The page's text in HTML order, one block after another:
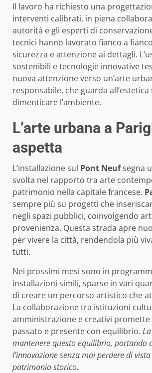
Il lavoro ha richiesto una
interventi calibrati, in piena
autorità e gli esperti di
tecnici hanno lavorato fianco a
sicurezza e attenzione ai dettagli.
sostenibili e tecnologie innovative
nuova attenzione verso un’arte
responsabile, che guarda all’estetica
dimenticare l’ambiente.
L’arte urbana a
aspetta
L’installazione sul Pont Neufsegna
svolta nel rapporto tra arte
patrimonio nella capitale francese.
sempre più su progetti che
negli spazi pubblici, coinvolgendo
provenienza. Questa strada apre
per vivere la città, rendendola più
tutti.
Nei prossimi mesi sono in
installazioni simili, sparse in vari
di creare un percorso artistico che
La collaborazione tra istituzioni
amministrazione e creativi
passato e presente con equilibrio.
mantenere questo equilibrio, portando
l’innovazione senza mai perdere di
patrimonio storico.